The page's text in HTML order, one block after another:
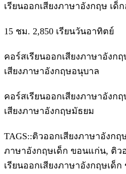
เรียนออกเสียงภาษาอังกฤษ เ
15 ชม. 2,850 เรียนวันอาทิตย์
คอร์สเรียนออกเสียงภาษาอังก
เสียงภาษาอังกฤษอนุบาล
คอร์สเรียนออกเสียงภาษาอังก
เสียงภาษาอังกฤษมัธยม
TAGS::ติวออกเสียงภาษาอังก
ภาษาอังกฤษเด็ก ขอนแก่น, ติว
เรียนออกเสียงภาษาอังกฤษเด็